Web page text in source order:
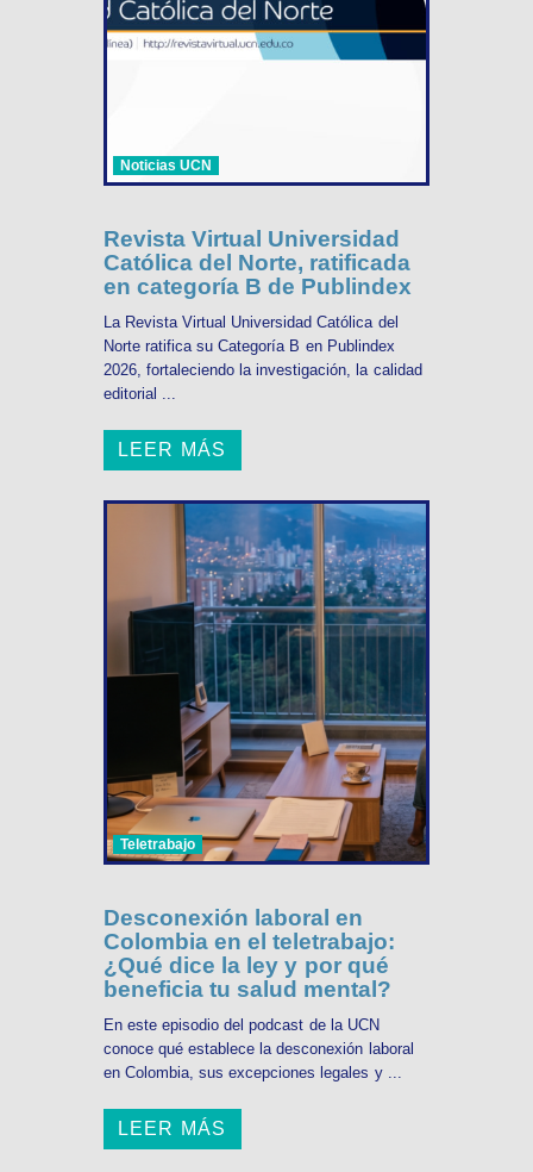
Noticias UCN
Revista Virtual Universidad
Católica del Norte, ratificada
en categoría B de Publindex
La Revista Virtual Universidad Católica del
Norte ratifica su Categoría B en Publindex
2026, fortaleciendo la investigación, la calidad
editorial ...
LEER MÁS
Teletrabajo
Desconexión laboral en
Colombia en el teletrabajo:
¿Qué dice la ley y por qué
beneficia tu salud mental?
En este episodio del podcast de la UCN
conoce qué establece la desconexión laboral
en Colombia, sus excepciones legales y ...
LEER MÁS